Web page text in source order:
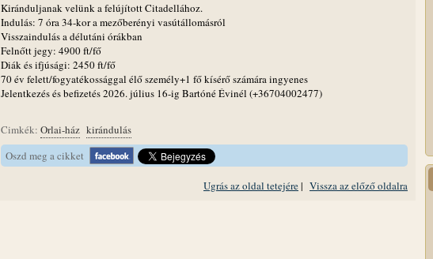
Kiránduljanak velünk a felújított Citadellához.
Indulás: 7 óra 34-kor a mezőberényi vasútállomásról
Visszaindulás a délutáni órákban
Felnőtt jegy: 4900 ft/fő
Diák és ifjúsági: 2450 ft/fő
70 év felett/fogyatékossággal élő személy+1 fő kísérő számára ingyenes
Jelentkezés és befizetés 2026. július 16-ig Bartóné Évinél (+36704002477)
Cimkék: Orlai-ház kirándulás
Oszd meg a cikket
Ugrás az oldal tetejére| Vissza az előző oldalra